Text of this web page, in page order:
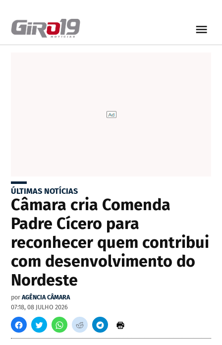
ÚLTIMAS NOTÍCIAS
Câmara cria Comenda
Padre Cícero para
reconhecer quem contribui
com desenvolvimento do
Nordeste
por AGÊNCIA CÂMARA
07:18, 08 JULHO 2026